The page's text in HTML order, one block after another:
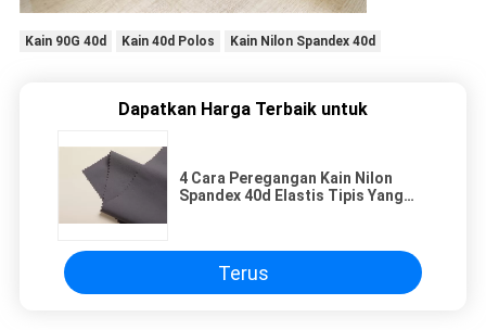
Kain 90G 40d Kain 40d Polos Kain Nilon Spandex 40d
Dapatkan Harga Terbaik untuk
4 Cara Peregangan Kain Nilon
Spandex 40d Elastis Tipis Yang
Terus